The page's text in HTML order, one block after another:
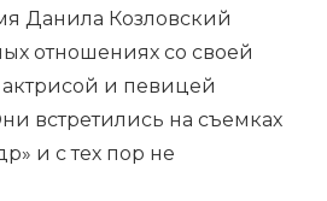
Данила Козловский
отношениях со своей
и певицей
встретились на съемках
и с тех пор не